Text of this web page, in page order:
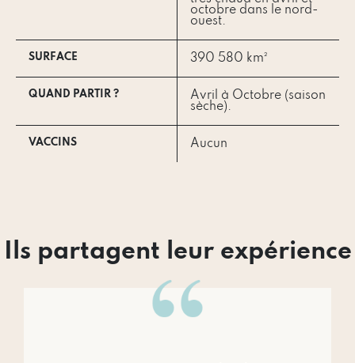
octobre dans le nord-
ouest.
SURFACE 390 580 km²
QUAND PARTIR ?
Avril à Octobre (saison
sèche).
VACCINS Aucun
Ils partagent leur expérience